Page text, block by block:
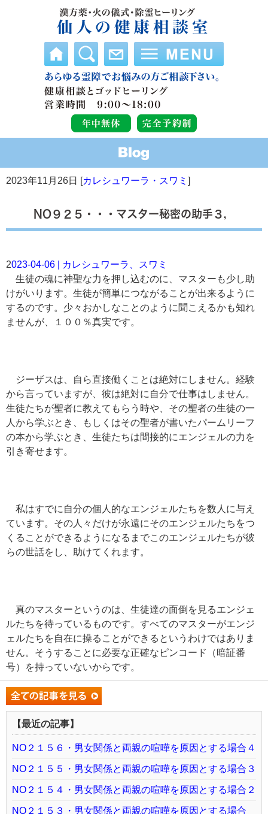
2023年11月26日 [カレシュワーラ・スワミ ]
NO９２５・・・マスター秘密の助手３，
2023-04-06 | カレシュワーラ、スワミ
生徒の魂に神聖な力を押し込むのに、マスターも少し助
けがいります。生徒が簡単につながることが出来るように
するのです。少々おかしなことのように聞こえるかも知れ
ませんが、１００％真実です。
ジーザスは、自ら直接働くことは絶対にしません。経験
から言っていますが、彼は絶対に自分で仕事はしません。
生徒たちが聖者に教えてもらう時や、その聖者の生徒の一
人から学ぶとき、もしくはその聖者が書いたパームリーフ
の本から学ぶとき、生徒たちは間接的にエンジェルの力を
引き寄せます。
私はすでに自分の個人的なエンジェルたちを数人に与え
ています。その人々だけが永遠にそのエンジェルたちをつ
くることができるようになるまでこのエンジェルたちが彼
らの世話をし、助けてくれます。
真のマスターというのは、生徒達の面倒を見るエンジェ
ルたちを待っているものです。すべてのマスターがエンジ
ェルたちを自在に操ることができるというわけではありま
せん。そうすることに必要な正確なピンコード（暗証番
号）を持っていないからです。
【最近の記事】
NO２１５６・男女関係と両親の喧嘩を原因とする場合４
NO２１５５・男女関係と両親の喧嘩を原因とする場合３
NO２１５４・男女関係と両親の喧嘩を原因とする場合２
NO２１５３・男女関係と両親の喧嘩を原因とする場合